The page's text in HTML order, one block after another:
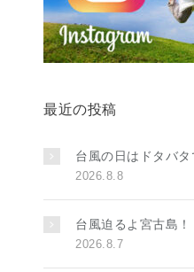
最近の投稿
台風の日はドタバタ
2026.8.8
台風迫るよ宮古島！
2026.8.7